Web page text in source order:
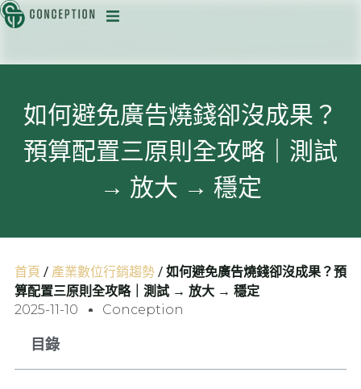
如何避免廣告燒錢卻沒成果？
預算配置三原則全攻略｜測試
→ 放大 → 穩定
首頁 / 產業數位行銷趨勢 /如何避免廣告燒錢卻沒成果？預
算配置三原則全攻略｜測試 → 放大 → 穩定
2025-11-10 Conception
目錄